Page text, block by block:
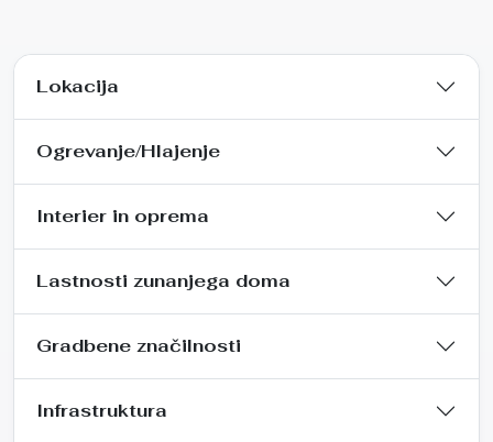
Lokacija
Ogrevanje/Hlajenje
Interier in oprema
Lastnosti zunanjega doma
Gradbene značilnosti
Infrastruktura